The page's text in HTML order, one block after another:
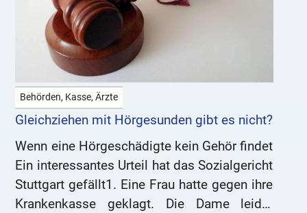
Behörden, Kasse, Ärzte
Gleichziehen mit Hörgesunden gibt es nicht?
Wenn eine Hörgeschädigte kein Gehör findet
Ein interessantes Urteil hat das Sozialgericht
Stuttgart gefällt1. Eine Frau hatte gegen ihre
Krankenkasse geklagt. Die Dame leidet